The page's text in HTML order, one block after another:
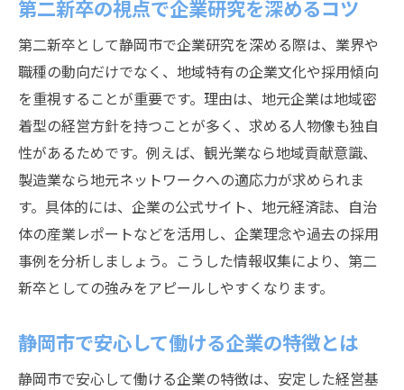
第二新卒の視点で企業研究を深めるコツ
第二新卒として静岡市で企業研究を深める際は、業界や
職種の動向だけでなく、地域特有の企業文化や採用傾向
を重視することが重要です。理由は、地元企業は地域密
着型の経営方針を持つことが多く、求める人物像も独自
性があるためです。例えば、観光業なら地域貢献意識、
製造業なら地元ネットワークへの適応力が求められま
す。具体的には、企業の公式サイト、地元経済誌、自治
体の産業レポートなどを活用し、企業理念や過去の採用
事例を分析しましょう。こうした情報収集により、第二
新卒としての強みをアピールしやすくなります。
静岡市で安心して働ける企業の特徴とは
静岡市で安心して働ける企業の特徴は、安定した経営基